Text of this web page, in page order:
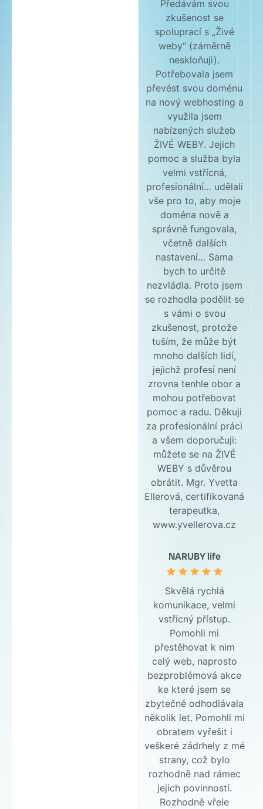
Předávám svou
zkušenost se
spoluprací s „Živé
weby“ (záměrně
neskloňuji).
Potřebovala jsem
převést svou doménu
na nový webhosting a
využila jsem
nabízených služeb
ŽIVÉ WEBY. Jejich
pomoc a služba byla
velmi vstřícná,
profesionální… udělali
vše pro to, aby moje
doména nově a
správně fungovala,
včetně dalších
nastavení… Sama
bych to určitě
nezvládla. Proto jsem
se rozhodla podělit se
s vámi o svou
zkušenost, protože
tuším, že může být
mnoho dalších lidí,
jejichž profesí není
zrovna tenhle obor a
mohou potřebovat
pomoc a radu. Děkuji
za profesionální práci
a všem doporučuji:
můžete se na ŽIVÉ
WEBY s důvěrou
obrátit. Mgr. Yvetta
Ellerová, certifikovaná
terapeutka,
www.yvellerova.cz
NARUBY life
Skvělá rychlá
komunikace, velmi
vstřícný přístup.
Pomohli mi
přestěhovat k nim
celý web, naprosto
bezproblémová akce
ke které jsem se
zbytečně odhodlávala
několik let. Pomohli mi
obratem vyřešit i
veškeré zádrhely z mé
strany, což bylo
rozhodně nad rámec
jejich povinností.
Rozhodně vřele